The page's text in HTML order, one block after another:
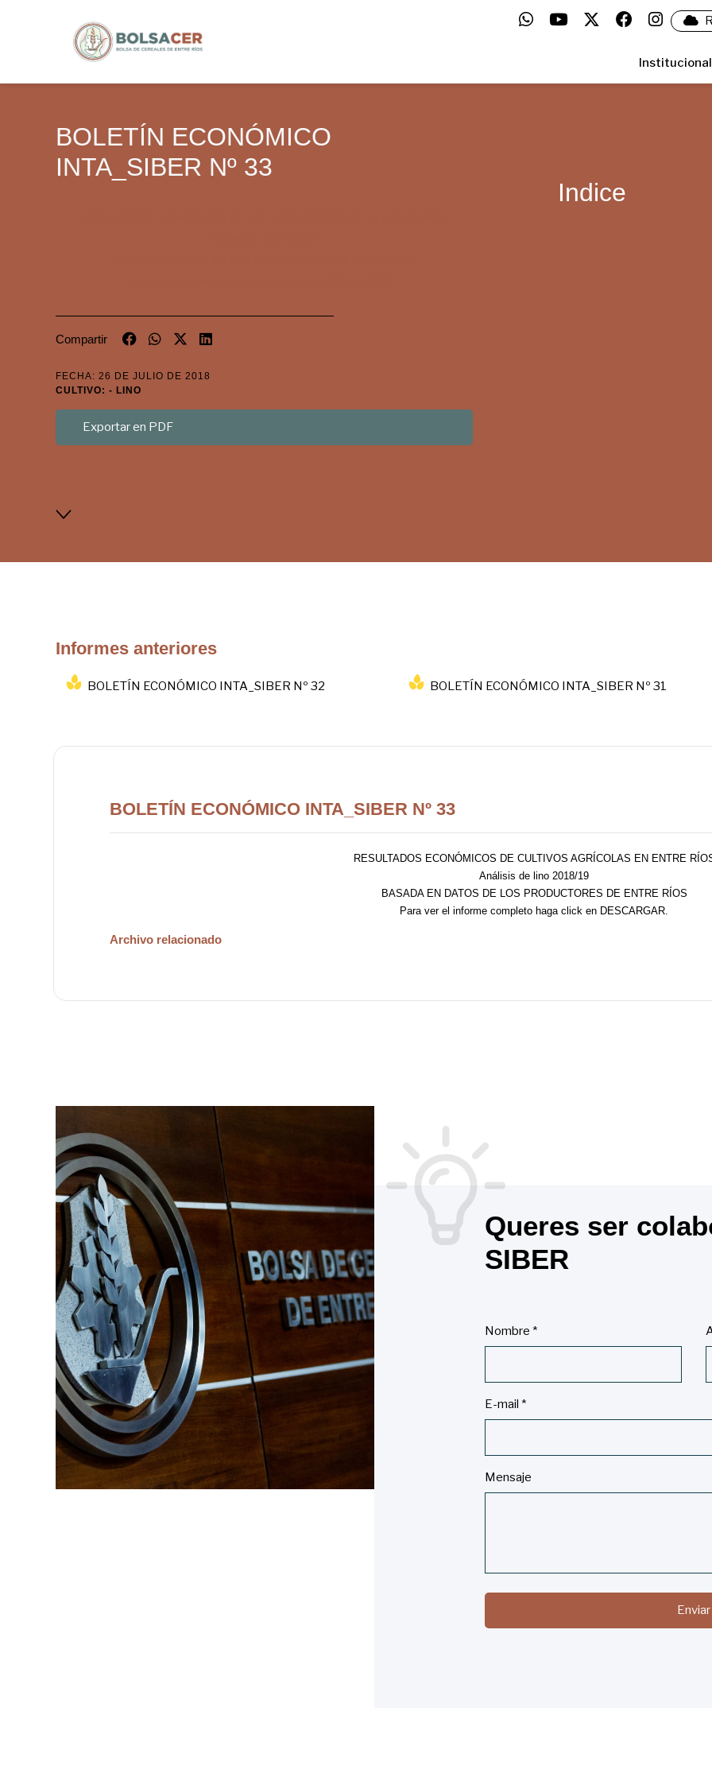
Institucional
BOLETÍN ECONÓMICO
INTA_SIBER Nº 33
Compartir
FECHA: 26 DE JULIO DE 2018
CULTIVO: - LINO
Exportar en PDF
Indice
Informes anteriores
BOLETÍN ECONÓMICO INTA_SIBER Nº 32 BOLETÍN ECONÓMICO INTA_SIBER Nº 31
BOLETÍN ECONÓMICO INTA_SIBER Nº 33
RESULTADOS ECONÓMICOS DE CULTIVOS AGRÍCOLAS EN ENTRE
Análisis de lino 2018/19
BASADA EN DATOS DE LOS PRODUCTORES DE ENTRE RÍOS
Para ver el informe completo haga click en DESCARGAR.
Archivo relacionado
Queres ser
SIBER
Nombre*
E-mail*
Mensaje
Enviar